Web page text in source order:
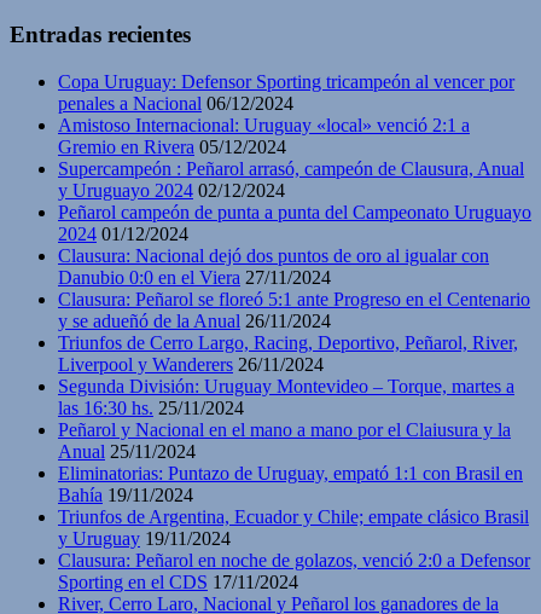
Entradas recientes
Copa Uruguay: Defensor Sporting tricampeón al vencer por
penales a Nacional 06/12/2024
Amistoso Internacional: Uruguay «local» venció 2:1 a
Gremio en Rivera 05/12/2024
Supercampeón : Peñarol arrasó, campeón de Clausura, Anual
y Uruguayo 2024 02/12/2024
Peñarol campeón de punta a punta del Campeonato Uruguayo
2024 01/12/2024
Clausura: Nacional dejó dos puntos de oro al igualar con
Danubio 0:0 en el Viera 27/11/2024
Clausura: Peñarol se floreó 5:1 ante Progreso en el Centenario
y se adueñó de la Anual 26/11/2024
Triunfos de Cerro Largo, Racing, Deportivo, Peñarol, River,
Liverpool y Wanderers 26/11/2024
Segunda División: Uruguay Montevideo – Torque, martes a
las 16:30 hs. 25/11/2024
Peñarol y Nacional en el mano a mano por el Claiusura y la
Anual 25/11/2024
Eliminatorias: Puntazo de Uruguay, empató 1:1 con Brasil en
Bahía 19/11/2024
Triunfos de Argentina, Ecuador y Chile; empate clásico Brasil
y Uruguay 19/11/2024
Clausura: Peñarol en noche de golazos, venció 2:0 a Defensor
Sporting en el CDS 17/11/2024
River, Cerro Laro, Nacional y Peñarol los ganadores de la